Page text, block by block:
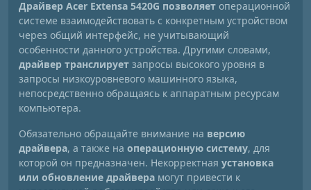
Драйвер Acer Extensa 5420G позволяет операционной
системе взаимодействовать с конкретным устройством
через общий интерфейс, не учитывающий
особенности данного устройства. Другими словами,
драйвер транслирует запросы высокого уровня в
запросы низкоуровневого машинного языка,
непосредственно обращаясь к аппаратным ресурсам
компьютера.
Обязательно обращайте внимание на версию
драйвера, а также на операционную систему, для
которой он предназначен. Некорректная установка
или обновление драйвера могут привести к